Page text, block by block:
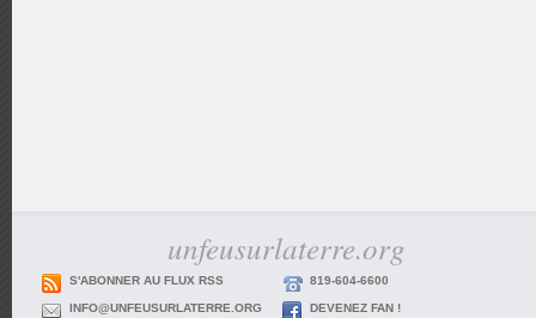
unfeusurlaterre.org
S'ABONNER AU FLUX RSS 819-604-6600
INFO@UNFEUSURLATERRE.ORG DEVENEZ FAN !